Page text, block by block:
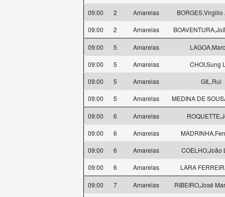
09:00
2 Amarelas
BORGES,Virgilio
09:00
2 Amarelas
09:00 5 Amarelas
09:00
5 Amarelas
CHOI,Sung
09:00
5 Amarelas
GIL,Rui
09:00
5 Amarelas MEDINA DE
09:00 6 Amarelas
09:00
6 Amarelas
09:00
6 Amarelas
COELHO,João
09:00
6 Amarelas LARA
09:00 7 Amarelas
RIBEIRO,José